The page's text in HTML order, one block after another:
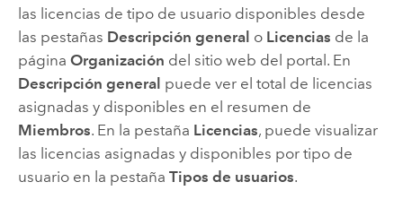
las licencias de tipo de usuario disponibles desde
las pestañas Descripción general o Licencias de la
página Organización del sitio web del portal. En
Descripción general puede ver el total de licencias
asignadas y disponibles en el resumen de
Miembros. En la pestaña Licencias, puede visualizar
las licencias asignadas y disponibles por tipo de
usuario en la pestaña Tipos de usuarios.